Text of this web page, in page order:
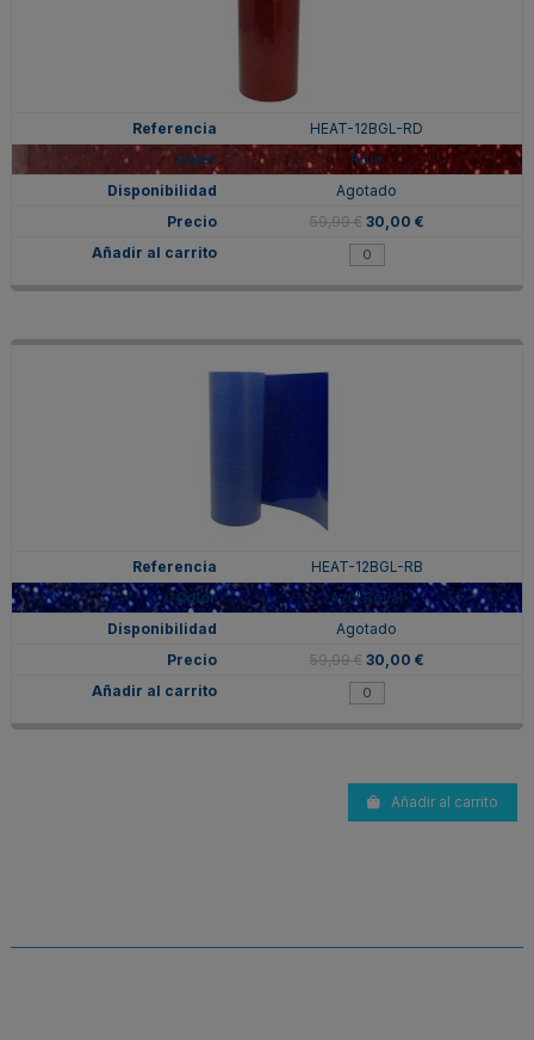
HEAT-12BGL-RD
Rojo
Agotado
59,99 € 30,00 €
HEAT-12BGL-RB
Azul Royal
Agotado
59,99 € 30,00 €
Añadir al carrito